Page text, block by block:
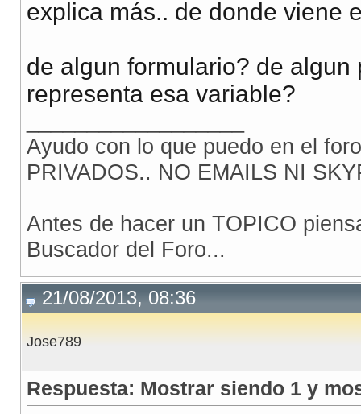
explica más.. de donde viene
de algun formulario? de
representa esa variable?
Ayudo con lo que puedo en el
PRIVADOS.. NO EMAILS NI
Antes de hacer un TOPICO
Buscador del Foro...
21/08/2013, 08:36
Jose789
Respuesta: Mostrar siendo 1 y